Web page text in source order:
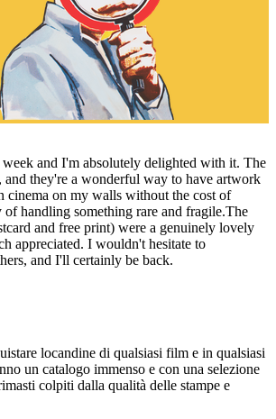
and I'm absolutely delighted with it. The
and they're a wonderful way to have artwork
cinema on my walls without the cost of
handling something rare and fragile.The
and free print) were a genuinely lovely
appreciated. I wouldn't hesitate to
and I'll certainly be back.
locandine di qualsiasi film e in qualsiasi
un catalogo immenso e con una selezione
colpiti dalla qualità delle stampe e